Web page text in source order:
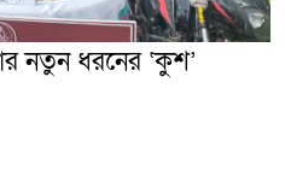
নতুন ধরনের ‘কুশ’